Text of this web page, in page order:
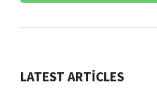
LATEST ARTICLES